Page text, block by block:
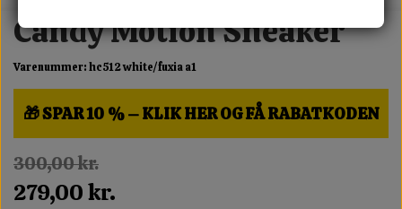
Candy Motion Sneaker
Varenummer: hc512 white/fuxia a1
🎁 SPAR 10 % – KLIK HER OG FÅ RABATKODEN
300,00 kr.
279,00 kr.